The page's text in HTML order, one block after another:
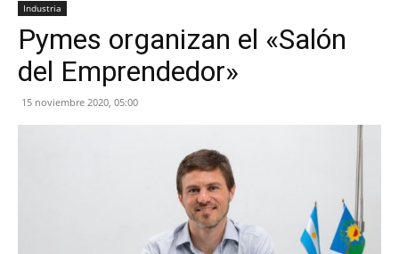
Industria
Pymes organizan el «Salón
del Emprendedor»
15 noviembre 2020, 05:00